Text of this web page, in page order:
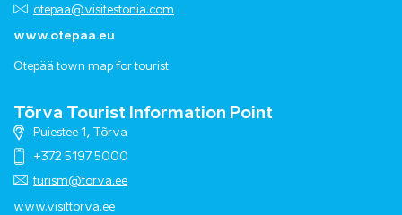
otepaa@visitestonia.com
www.otepaa.eu
Otepää town map for tourist
Tõrva Tourist Information Point
Puiestee 1, Tõrva
+372 5197 5000
turism@torva.ee
www.visittorva.ee